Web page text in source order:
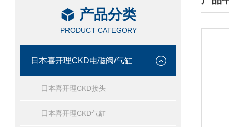
产品分类
PRODUCT CATEGORY
日本喜开理CKD电磁阀/气缸
日本喜开理CKD接头
日本喜开理CKD气缸
/